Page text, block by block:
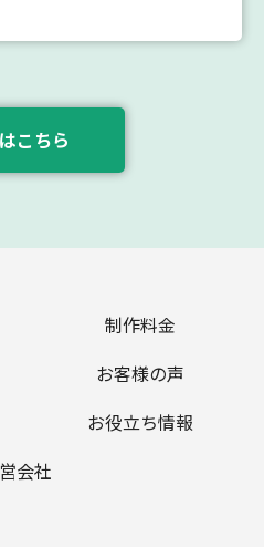
こちら
制作料金
お客様の声
お役立ち情報
会社